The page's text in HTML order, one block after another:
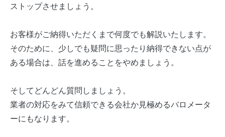
ストップさせましょう。
お客様がご納得いただくまで何度でも解説いたします。
そのために、少しでも疑問に思ったり納得できない点が
ある場合は、話を進めることをやめましょう。
そしてどんどん質問しましょう。
業者の対応をみて信頼できる会社か見極めるバロメータ
ーにもなります。